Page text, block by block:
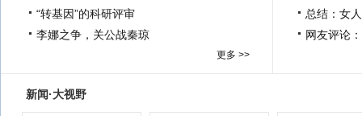
“转基因”的科研评审
李娜之争，关公战秦琼
更多 >>
总结：女
网友评论
新闻·大视野